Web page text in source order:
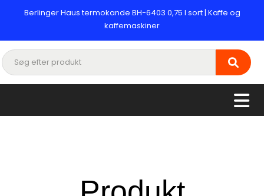
Berlinger Haus termokande BH-6403 0,75 l sort | Kaffe og
kaffemaskiner